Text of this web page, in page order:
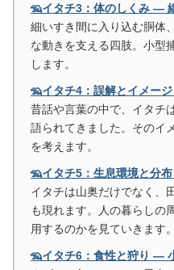
🦡イタチ3：体のしくみ ―
細いすき間に入り込む胴体
な動きを支える四肢。小型
します。
🦡イタチ4：誤解とイメー
昔話や言葉の中で、イタチ
語られてきました。そのイ
を考えます。
🦡イタチ5：生息環境と分
イタチは山奥だけでなく、
も現れます。人の暮らしの
用するのかを見ていきます。
🦡イタチ6：食性と狩り ―